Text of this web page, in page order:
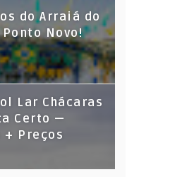
do Arraiá do
Ponto Novo!
Lar Chácaras
Certo —
Preços